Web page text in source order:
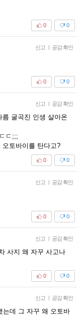
0
0
신고 | 공감 확인
0
0
신고 | 공감 확인
굴곡진 인생 살아온
ㄷ;;;
토바이를 탄다고?
0
0
신고 | 공감 확인
0
0
신고 | 공감 확인
사지 왜 자꾸 사고나
0
0
신고 | 공감 확인
는데 그 자꾸 왜 오토바